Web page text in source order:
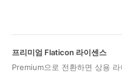
프리미엄 Flaticon 라이센스
Premium으로 전환하면 상용